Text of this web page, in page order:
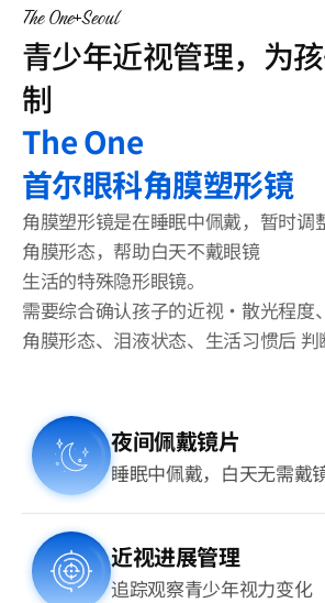
登录
The One Seoul
青少年近视管理，为
制
The One
首尔眼科角膜塑形镜
角膜塑形镜是在睡眠中佩戴，暂时调
角膜形态， 帮助白天不戴眼镜
生活的特殊隐形眼镜。
需要综合确认孩子的近视·散光程度、
角膜形态、泪液状态、生活习惯后 判
夜间佩戴镜片
睡眠中佩戴，白天无需戴
近视进展管理
追踪观察青少年视力变化